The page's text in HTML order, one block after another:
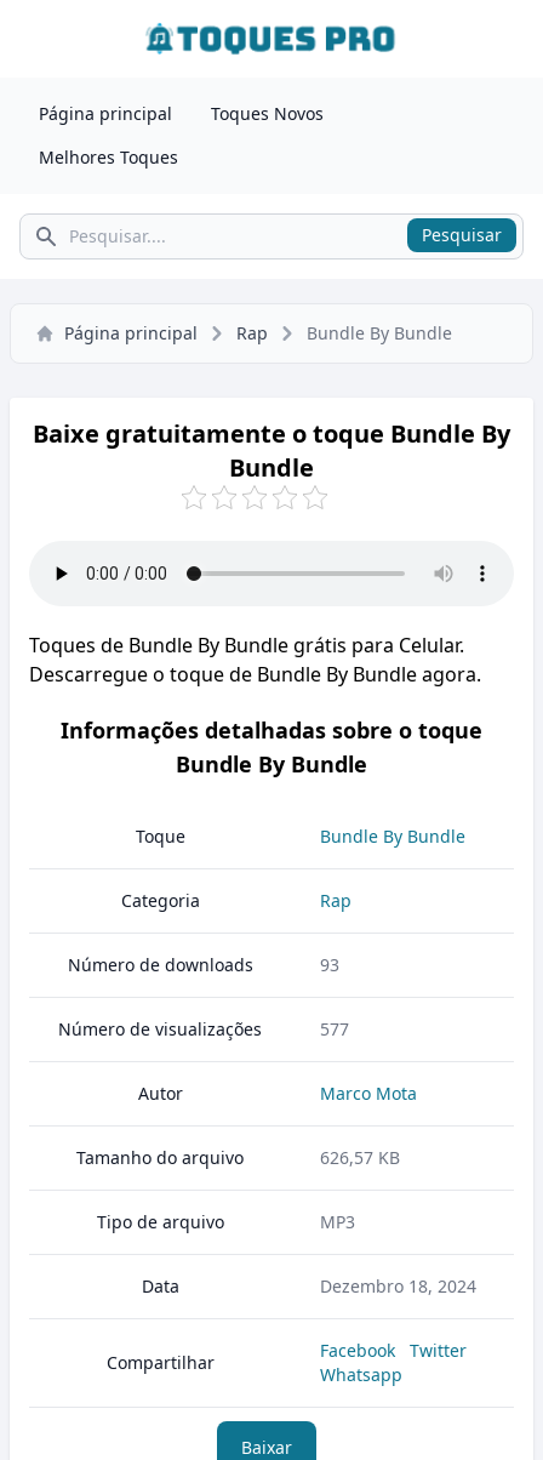
Página principal
Toques Novos
Melhores Toques
Pesquisar Pesquisar
Página principal Rap Bundle By Bundle
Baixe gratuitamente o toque Bundle By
Bundle
Toques de Bundle By Bundle grátis para Celular.
Descarregue o toque de Bundle By Bundle agora.
Informações detalhadas sobre o toque
Bundle By Bundle
Toque Bundle By Bundle
Categoria Rap
Número de downloads 93
Número de visualizações 577
Autor Marco Mota
Tamanho do arquivo 626,57 KB
Tipo de arquivo MP3
Data Dezembro 18, 2024
Compartilhar
Facebook
Twitter
Whatsapp
Baixar